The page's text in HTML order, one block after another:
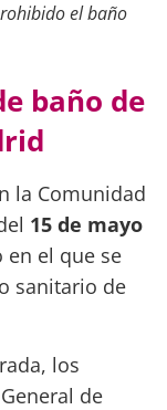
el baño
baño de
la Comunidad
15 de mayo
en el que se
sanitario de
los
de